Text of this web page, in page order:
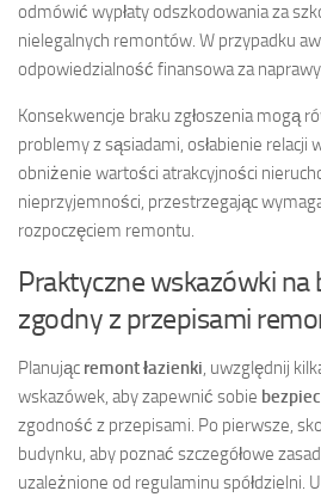
odmówić wypłaty odszkodowania za
nielegalnych remontów. W przypadku
odpowiedzialność finansowa za naprawy
Konsekwencje braku zgłoszenia mogą
problemy z sąsiadami, osłabienie relacji
obniżenie wartości atrakcyjności
nieprzyjemności, przestrzegając
rozpoczęciem remontu.
Praktyczne wskazówki na
zgodny z przepisami
Planując remont łazienki , uwzględnij
wskazówek, aby zapewnić sobie
zgodność z przepisami. Po pierwsze,
budynku, aby poznać szczegółowe
uzależnione od regulaminu spółdzielni.